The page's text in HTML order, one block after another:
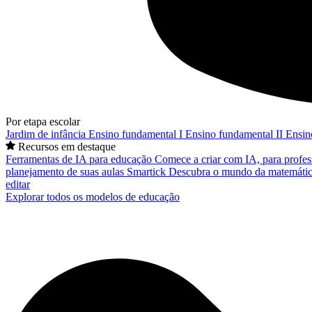
Por etapa escolar
Jardim de infância Ensino fundamental I Ensino fundamental II
Recursos em destaque
Ferramentas de IA para educação Comece a criar com IA, para
planejamento de suas aulas Smartick Descubra o mundo da
editar
Explorar todos os modelos de educação